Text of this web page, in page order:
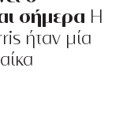
σήμερα H
ήταν μία